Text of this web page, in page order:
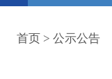
首页 > 公示公告